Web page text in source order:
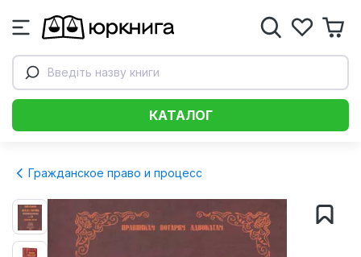
Введіть назву книги
КАТАЛОГ
Гражданское право и процесс